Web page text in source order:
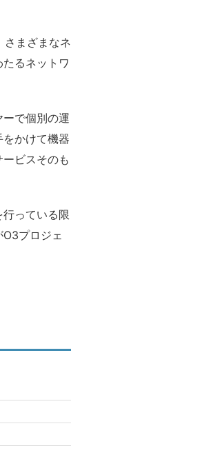
まざまなネ
るネットワ
で個別の運
かけて機器
ビスそのも
っている限
プロジェ